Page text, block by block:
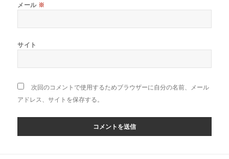
メール ※
サイト
次回のコメントで使用するためブラウザーに自分の名前、メール
アドレス、サイトを保存する。